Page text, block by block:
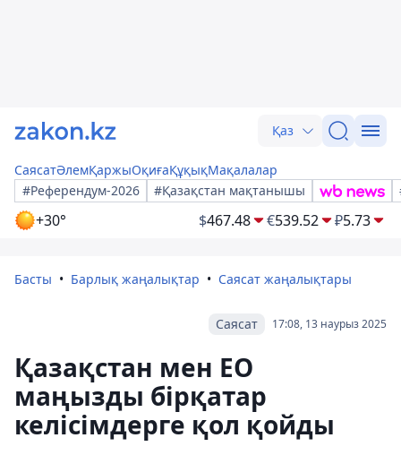
Қаз
СаясатӘлемҚаржыОқиғаҚұқықМақалалар
#Референдум-2026
#Қазақстан мақтанышы
+30° $467.48 €539.52 ₽5.73
Басты Барлық жаңалықтар Саясат жаңалықтары
17:08, 13 наурыз 2025
Саясат
Қазақстан мен ЕО
маңызды бірқатар
келісімдерге қол қойды